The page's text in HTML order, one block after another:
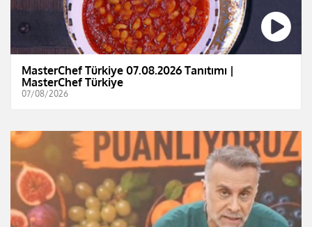
MasterChef Türkiye 07.08.2026 Tanıtımı |
MasterChef Türkiye
07/08/2026